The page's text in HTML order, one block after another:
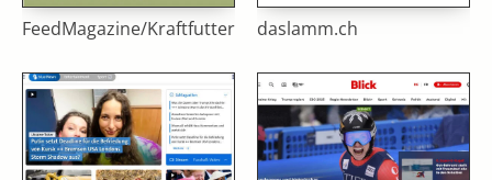
FeedMagazine/Kraftfutter daslamm.ch